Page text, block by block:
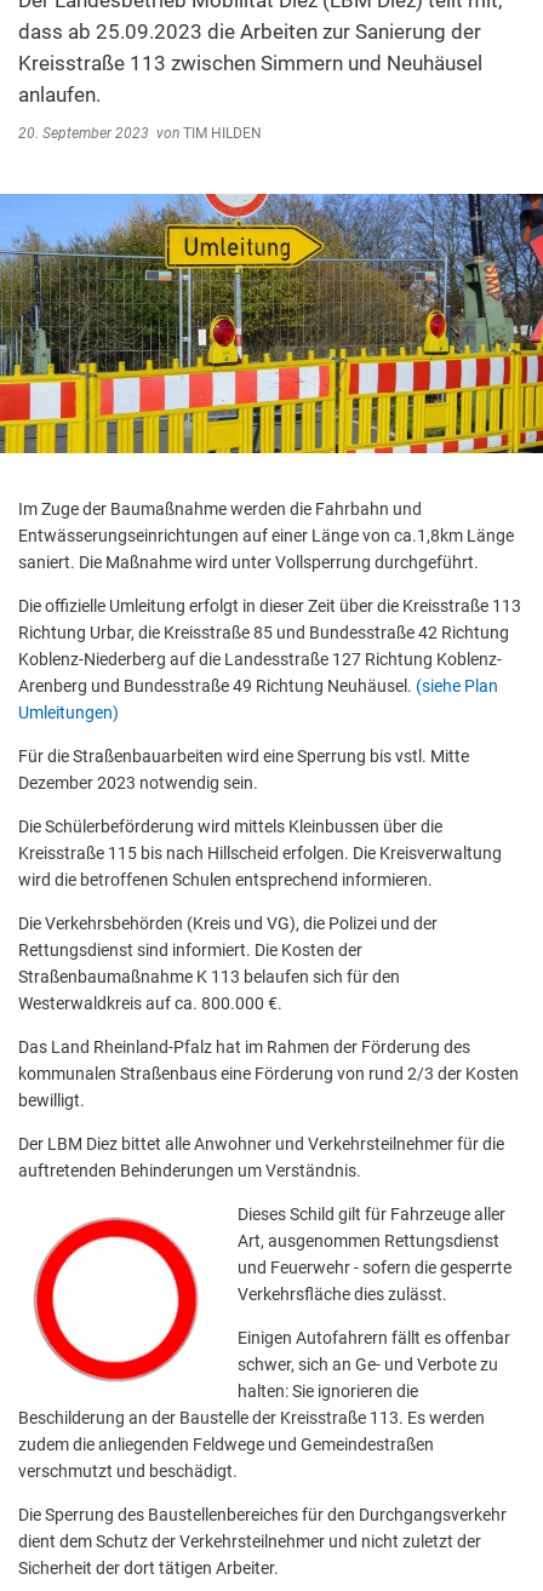
Abfallentsorgung
Steuern, Gebühren, Beiträge
Kindergarten Weitersburg
dass ab 25.09.2023 die Arbeiten zur Sanierung der
Kreisstraße 113 zwischen Simmern und Neuhäusel
anlaufen.
20. September 2023 von TIM HILDEN
Im Zuge der Baumaßnahme werden die Fahrbahn und
Entwässerungseinrichtungen auf einer Länge von ca.1,8km Länge
saniert. Die Maßnahme wird unter Vollsperrung durchgeführt.
Die offizielle Umleitung erfolgt in dieser Zeit über die Kreisstraße 113
Richtung Urbar, die Kreisstraße 85 und Bundesstraße 42 Richtung
Koblenz-Niederberg auf die Landesstraße 127 Richtung Koblenz-
Arenberg und Bundesstraße 49 Richtung Neuhäusel. (siehe Plan
Umleitungen)
Für die Straßenbauarbeiten wird eine Sperrung bis vstl. Mitte
Dezember 2023 notwendig sein.
Die Schülerbeförderung wird mittels Kleinbussen über die
Kreisstraße 115 bis nach Hillscheid erfolgen. Die Kreisverwaltung
wird die betroffenen Schulen entsprechend informieren.
Die Verkehrsbehörden (Kreis und VG), die Polizei und der
Rettungsdienst sind informiert. Die Kosten der
Straßenbaumaßnahme K 113 belaufen sich für den
Westerwaldkreis auf ca. 800.000 €.
Das Land Rheinland-Pfalz hat im Rahmen der Förderung des
kommunalen Straßenbaus eine Förderung von rund 2/3 der Kosten
bewilligt.
Der LBM Diez bittet alle Anwohner und Verkehrsteilnehmer für die
auftretenden Behinderungen um Verständnis.
Dieses Schild gilt für Fahrzeuge aller
Art, ausgenommen Rettungsdienst
und Feuerwehr - sofern die gesperrte
Verkehrsfläche dies zulässt.
Einigen Autofahrern fällt es offenbar
schwer, sich an Ge- und Verbote zu
halten: Sie ignorieren die
Beschilderung an der Baustelle der Kreisstraße 113. Es werden
zudem die anliegenden Feldwege und Gemeindestraßen
verschmutzt und beschädigt.
Die Sperrung des Baustellenbereiches für den Durchgangsverkehr
dient dem Schutz der Verkehrsteilnehmer und nicht zuletzt der
Sicherheit der dort tätigen Arbeiter.